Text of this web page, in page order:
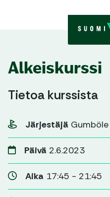
Alkeiskurssi
Tietoa kurssista
Järjestäjä
Päivä 2.6.2023
Aika 17:45 - 21:45